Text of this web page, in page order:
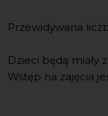
Przewidywana
Dzieci będą miały
Wstęp na zajęcia